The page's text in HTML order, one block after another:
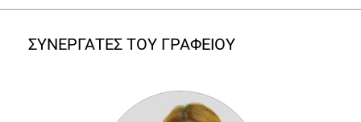
ΣΥΝΕΡΓΑΤΕΣ ΤΟΥ ΓΡΑΦΕΙΟΥ